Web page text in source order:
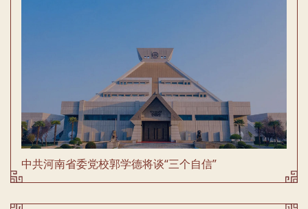
中共河南省委党校郭学德将谈“三个自信”